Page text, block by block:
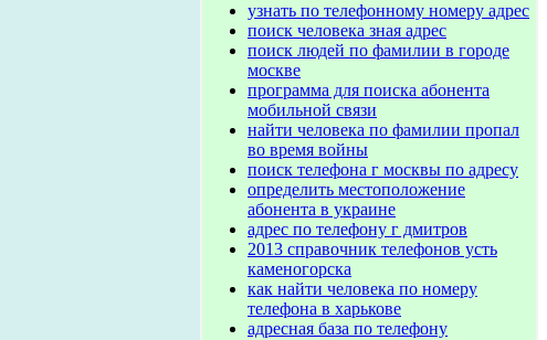
узнать по телефонному номеру адрес
поиск человека зная адрес
поиск людей по фамилии в городе
москве
программа для поиска абонента
мобильной связи
найти человека по фамилии пропал
во время войны
поиск телефона г москвы по адресу
определить местоположение
абонента в украине
адрес по телефону г дмитров
2013 справочник телефонов усть
каменогорска
как найти человека по номеру
телефона в харькове
адресная база по телефону